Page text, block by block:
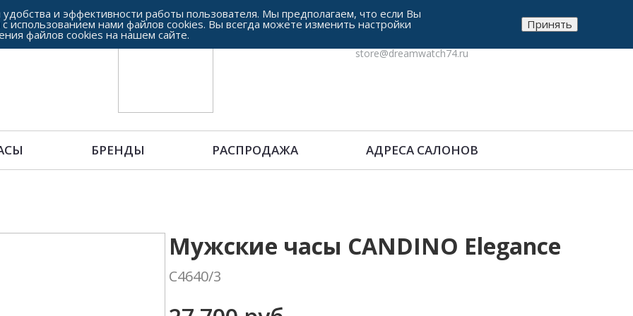
8-912-771-38-05
store@dreamwatch74.ru
БРЕНДЫ РАСПРОДАЖА АДРЕСА САЛОНОВ
Мужские часы CANDINO Elegance
C4640/3
и эффективности работы пользователя. Мы предполагаем, что если Вы
использованием нами файлов cookies. Вы всегда можете изменить настройки
файлов cookies на нашем сайте.
Принять